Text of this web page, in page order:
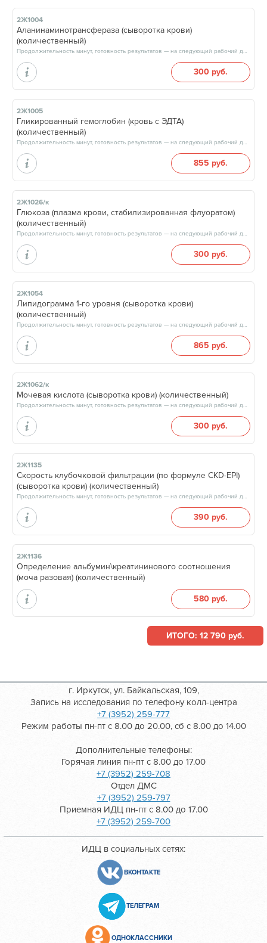
2Ж1004
Аланинаминотрансфераза (сыворотка крови)
(количественный)
Продолжительность минут, готовность результатов — на следующий рабочий день, после 15:00
300 руб.
2Ж1005
Гликированный гемоглобин (кровь с ЭДТА)
(количественный)
Продолжительность минут, готовность результатов — на следующий рабочий день, после 17:00
855 руб.
2Ж1026/к
Глюкоза (плазма крови, стабилизированная флуоратом)
(количественный)
Продолжительность минут, готовность результатов — на следующий рабочий день, после 15:00
300 руб.
2Ж1054
Липидограмма 1-го уровня (сыворотка крови)
(количественный)
Продолжительность минут, готовность результатов — на следующий рабочий день, после 15:00
865 руб.
2Ж1062/к
Мочевая кислота (сыворотка крови) (количественный)
Продолжительность минут, готовность результатов — на следующий рабочий день, после 15:00
300 руб.
2Ж1135
Скорость клубочковой фильтрации (по формуле CKD-EPI)
(сыворотка крови) (количественный)
Продолжительность минут, готовность результатов — на следующий рабочий день
390 руб.
2Ж1136
Определение альбумин\креатининового соотношения
(моча разовая) (количественный)
580 руб.
ИТОГО: 12 790 руб.
г. Иркутск, ул. Байкальская, 109,
Запись на исследования по телефону колл-центра
+7 (3952) 259-777
Режим работы пн-пт с 8.00 до 20.00, сб с 8.00 до 14.00
Дополнительные телефоны:
Горячая линия пн-пт с 8.00 до 17.00
+7 (3952) 259-708
Отдел ДМС
+7 (3952) 259-797
Приемная ИДЦ пн-пт с 8.00 до 17.00
+7 (3952) 259-700
ИДЦ в социальных сетях:
ВКОНТАКТЕ
ТЕЛЕГРАМ
ОДНОКЛАССНИКИ